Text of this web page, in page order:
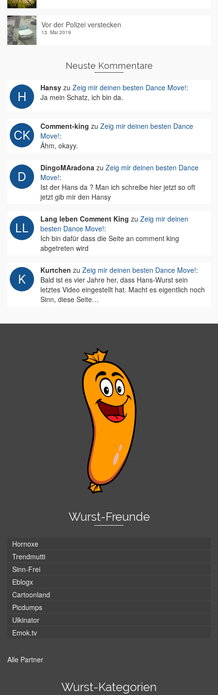
Vor der Polizei verstecken
13. Mai 2019
Neuste Kommentare
Hansy zu Zeig mir deinen besten Dance Move!:
Ja mein Schatz, ich bin da.
Comment-king zu Zeig mir deinen besten Dance
Move!:
Ähm, okayy.
DingoMAradona zu Zeig mir deinen besten Dance
Move!:
Ist der Hans da ? Man ich schreibe hier jetzt so oft
jetzt gib mir den Hansy
Lang leben Comment King zu Zeig mir deinen
besten Dance Move!:
Ich bin dafür dass die Seite an comment king
abgetreten wird
Kurtchen zu Zeig mir deinen besten Dance Move!:
Bald ist es vier Jahre her, dass Hans-Wurst sein
letztes Video eingestellt hat. Macht es eigentlich noch
Sinn, diese Seite…
Wurst-Freunde
Hornoxe
Trendmutti
Sinn-Frei
Eblogx
Cartoonland
Picdumps
Ulkinator
Emok.tv
Alle Partner
Wurst-Kategorien